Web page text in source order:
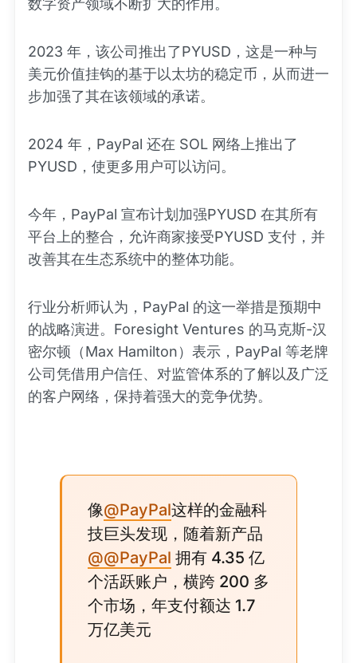
数字资产领域不断扩大的作用。
2023 年，该公司推出了PYUSD，这是一种与
美元价值挂钩的基于以太坊的稳定币，从而进一
步加强了其在该领域的承诺。
2024 年，PayPal 还在 SOL 网络上推出了
PYUSD，使更多用户可以访问。
今年，PayPal 宣布计划加强PYUSD 在其所有
平台上的整合，允许商家接受PYUSD 支付，并
改善其在生态系统中的整体功能。
行业分析师认为，PayPal 的这一举措是预期中
的战略演进。Foresight Ventures 的马克斯-汉
密尔顿（Max Hamilton）表示，PayPal 等老牌
公司凭借用户信任、对监管体系的了解以及广泛
的客户网络，保持着强大的竞争优势。
像@PayPal这样的金融科
技巨头发现，随着新产品
@@PayPal 拥有 4.35 亿
个活跃账户，横跨 200 多
个市场，年支付额达 1.7
万亿美元